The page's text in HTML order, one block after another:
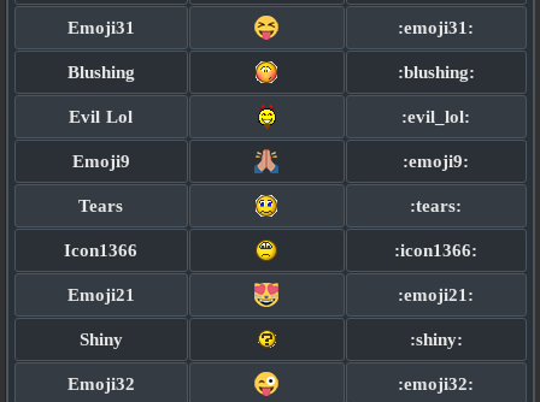
:emoji31:
Emoji31
:blushing:
Blushing
:evil_lol:
Evil Lol
:emoji9:
Emoji9
:tears:
Tears
:icon1366:
Icon1366
:emoji21:
Emoji21
:shiny:
Shiny
:emoji32:
Emoji32